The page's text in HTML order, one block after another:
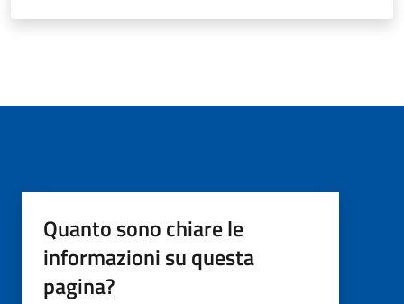
Quanto sono chiare le
informazioni su questa
pagina?